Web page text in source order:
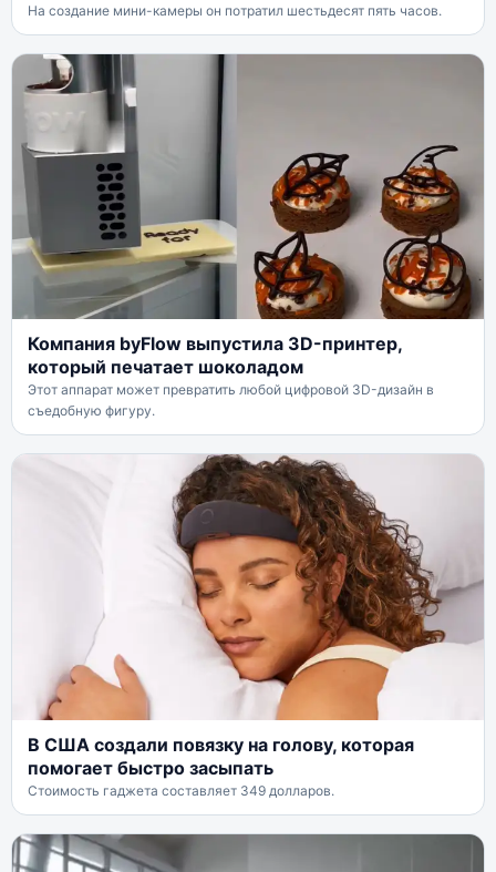
На создание мини-камеры он потратил шестьдесят пять часов.
Компания byFlow выпустила 3D-принтер,
который печатает шоколадом
Этот аппарат может превратить любой цифровой 3D-дизайн в
съедобную фигуру.
В США создали повязку на голову, которая
помогает быстро засыпать
Стоимость гаджета составляет 349 долларов.